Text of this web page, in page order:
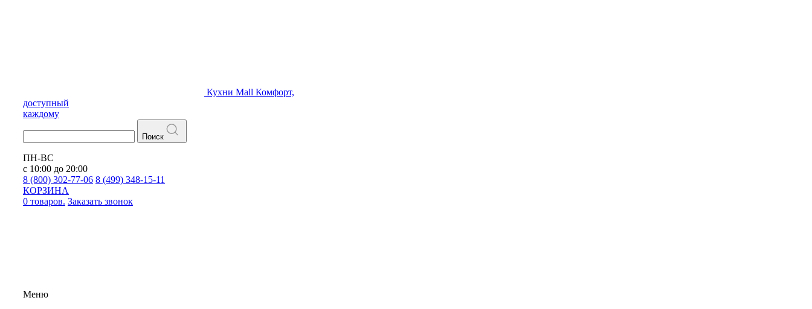
Кухни Mall Комфорт,
доступный
каждому
Поиск
ПН-ВС
с 10:00 до 20:00
8 (800) 302-77-06 8 (499) 348-15-11
КОРЗИНА
0 товаров. Заказать звонок
Меню